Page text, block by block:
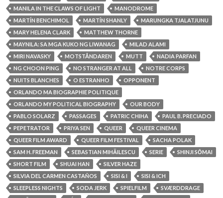
MANILA IN THE CLAWS OF LIGHT
MANODROME
MARTÍN BENCHIMOL
MARTÍN SHANLY
MARUNGKA TJALATJUNU
MARY HELENA CLARK
MATTHEW THORNE
MAYNILA: SA MGA KUKO NG LIWANAG
MILAD ALAMI
MIRI NAVASKY
MOTSTÅNDAREN MUTT
NADIA PARFAN
NG CHOON PING
NO STRANGER AT ALL
NOTRE CORPS
NUITS BLANCHES
O ESTRANHO
OPPONENT
ORLANDO MA BIOGRAPHIE POLITIQUE
ORLANDO MY POLITICAL BIOGRAPHY
OUR BODY
PABLO SOLARZ
PASSAGES PATRIC CHIHA
PAUL B. PRECIADO
PEPETRATOR
PRIYA SEN QUEER
QUEER CINEMA
QUEER FILM AWARD
QUEER FILM FESTIVAL
SACHA POLAK
SAM H. FREEMAN
SEBASTIAN MIHĂILESCU SERIE
SHINJI SŌMAI
SHORT FILM
SHUAI HAN
SILVER HAZE
SILVIA DEL CARMEN CASTAÑOS
SISI & I
SISI & ICH
SLEEPLESS NIGHTS
SODA JERK SPIELFILM
SVÆRDDRAGE